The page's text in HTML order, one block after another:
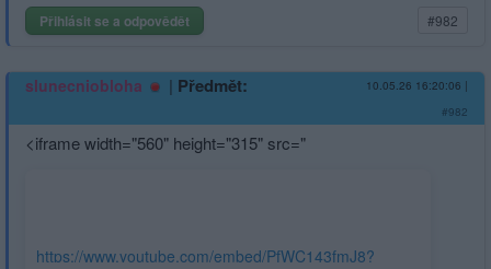
Přihlásit se a odpovědět #982
slunecniobloha | Předmět: 10.05.26 16:20:06 |
#982
<iframe width="560" height="315" src="
https://www.youtube.com/embed/PfWC143fmJ8?